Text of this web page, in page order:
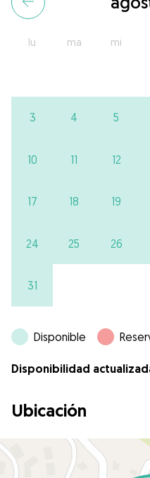
lu ma mi
3 4 5
10 11 12
17 18 19
24 25 26
31
Disponible
Disponibilidad
Ubicación